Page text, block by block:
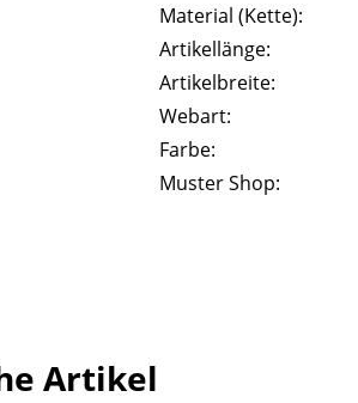
Material (Kette):
Artikellänge:
Artikelbreite:
Webart:
Farbe:
Muster Shop:
Artikel